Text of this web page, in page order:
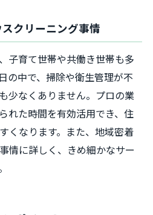
クリーニング事情
子育て世帯や共働き世帯も多
の中で、掃除や衛生管理が不
少なくありません。プロの業
れた時間を有効活用でき、住
くなります。また、地域密着
情に詳しく、きめ細かなサー